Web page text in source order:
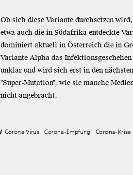
Ob sich diese Variante durchsetzen
etwa auch die in Südafrika entdeckte
dominiert aktuell in Österreich die in
Variante Alpha das
unklar und wird sich erst in den
"Super-Mutation", wie sie manche
nicht angebracht.
Corona Virus Corona-Impfung Corona-Krise